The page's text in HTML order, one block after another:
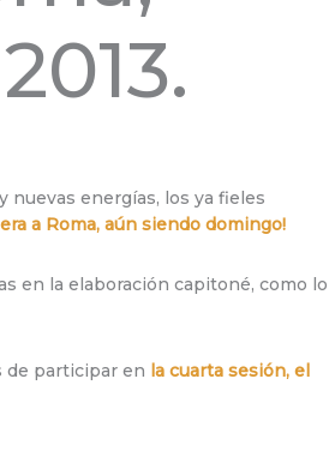
energías, los ya fieles
a Roma, aún siendo domingo!
en la elaboración capitoné, como lo
de participar en la cuarta sesión, el